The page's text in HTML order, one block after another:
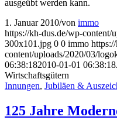
ausgeübt werden kann.
1. Januar 2010/von immo
https://kh-dus.de/wp-content/
300x101.jpg 0 0 immo
content/uploads/2020/03/
06:38:182010-01-01 06:38:18
Wirtschaftsgütern
Innungen, Jubiläen &
125 Jahre